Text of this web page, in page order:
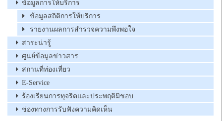
ข้อมูลการให้บริการ
ข้อมูลสถิติการให้บริการ
รายงานผลการสำรวจความพึงพอใจ
สาระน่ารู้
ศูนย์ข้อมูลข่าวสาร
สถานที่ท่องเที่ยว
E-Service
ร้องเรียนการทุจริตและประพฤติมิชอบ
ช่องทางการรับฟังความคิดเห็น